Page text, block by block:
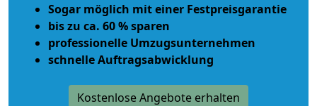
Sogar möglich mit einer Festpreisgarantie
bis zu ca. 60 % sparen
professionelle Umzugsunternehmen
schnelle Auftragsabwicklung
Kostenlose Angebote erhalten